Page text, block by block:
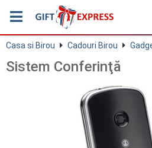
Casa si Birou Cadouri Birou
Sistem Conferinţă